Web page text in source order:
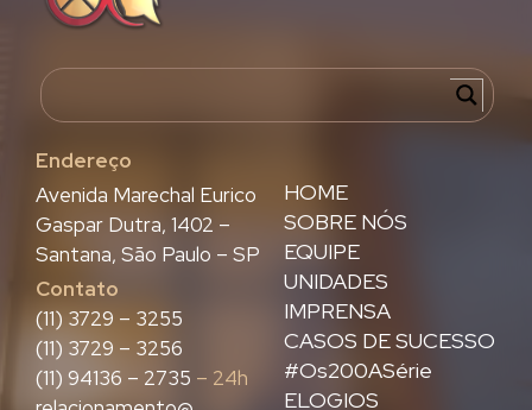
Endereço
HOME
SOBRE NÓS
EQUIPE
UNIDADES
IMPRENSA
CASOS DE SUCESSO
#Os200ASérie
ELOGIOS
Avenida Marechal Eurico
Gaspar Dutra, 1402 –
Santana, São Paulo – SP
Contato
(11) 3729 – 3255
(11) 3729 – 3256
(11) 94136 – 2735 – 24h